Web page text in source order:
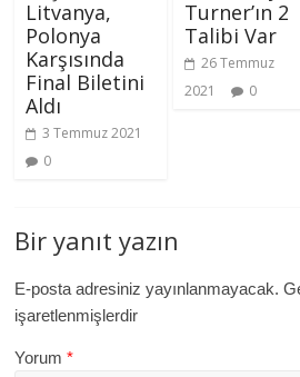
Litvanya,
Polonya
Karşısında
Final Biletini
Aldı
3 Temmuz 2021
0
Turner’ın 2
Talibi Var
26 Temmuz
2021
0
Bir yanıt yazın
E-posta adresiniz yayınlanmayacak.
işaretlenmişlerdir
Yorum*